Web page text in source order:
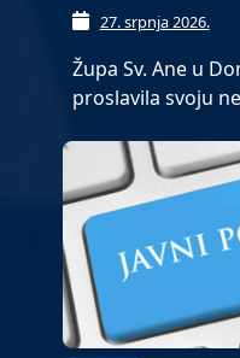
27. srpnja 2026.
Župa Sv. Ane u
proslavila svoju